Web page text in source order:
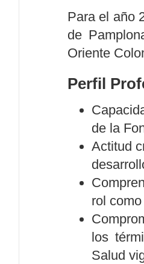
Para el año
de
Oriente
Perfil
de la
Actitud
rol
los
Salud